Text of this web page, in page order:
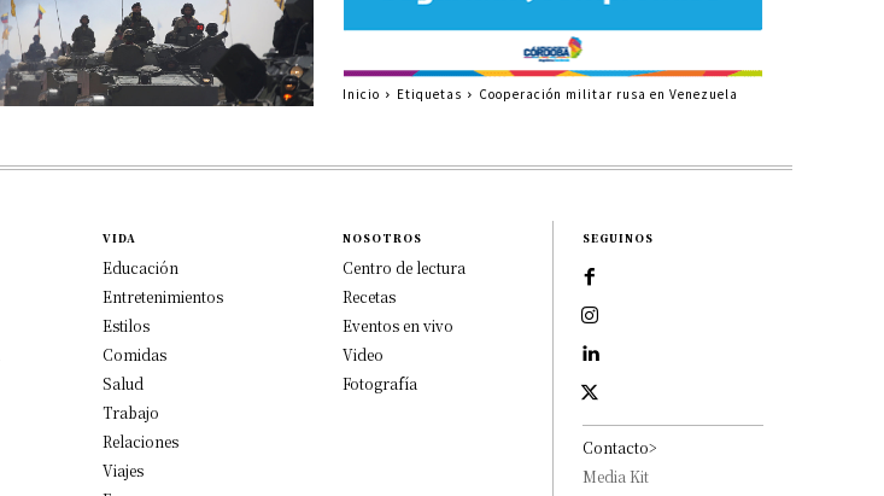
Inicio Etiquetas Cooperación militar rusa en Venezuela
VIDA
Educación
Entretenimientos
Estilos
Comidas
Salud
Trabajo
Relaciones
Viajes
NOSOTROS
Centro de lectura
Recetas
Eventos en vivo
Video
Fotografía
SEGUINOS
Contacto>
Media Kit